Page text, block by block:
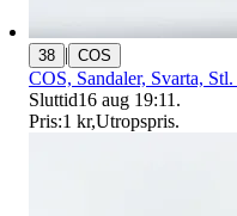
38 | COS
COS, Sandaler, Svarta,
Sluttid16 aug 19:11 .
Pris:1 kr,Utropspris.